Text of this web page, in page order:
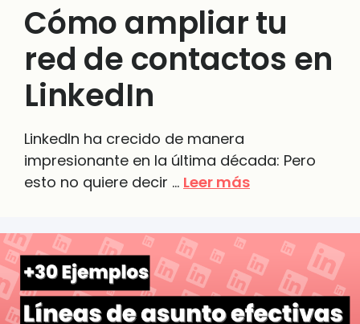
Cómo ampliar tu
red de contactos en
LinkedIn
LinkedIn ha crecido de manera
impresionante en la última década: Pero
esto no quiere decir … Leer más